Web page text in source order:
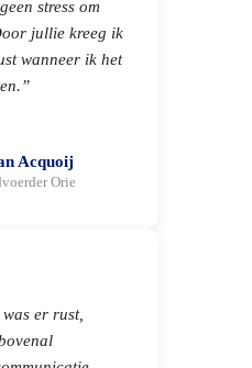
stress om
jullie kreeg ik
wanneer ik het
Acquoij
Orie
er rust,